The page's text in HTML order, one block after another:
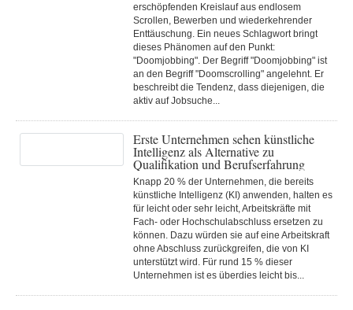
erschöpfenden Kreislauf aus endlosem
Scrollen, Bewerben und wiederkehrender
Enttäuschung. Ein neues Schlagwort bringt
dieses Phänomen auf den Punkt:
"Doomjobbing". Der Begriff "Doomjobbing" ist
an den Begriff "Doomscrolling" angelehnt. Er
beschreibt die Tendenz, dass diejenigen, die
aktiv auf Jobsuche...
Erste Unternehmen sehen künstliche
Intelligenz als Alternative zu
Qualifikation und Berufserfahrung
Knapp 20 % der Unternehmen, die bereits
künstliche Intelligenz (KI) anwenden, halten es
für leicht oder sehr leicht, Arbeitskräfte mit
Fach- oder Hochschulabschluss ersetzen zu
können. Dazu würden sie auf eine Arbeitskraft
ohne Abschluss zurückgreifen, die von KI
unterstützt wird. Für rund 15 % dieser
Unternehmen ist es überdies leicht bis...